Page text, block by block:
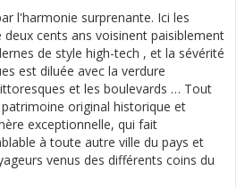
l'harmonie surprenante. Ici les
cents ans voisinent paisiblement
de style high-tech , et la sévérité
est diluée avec la verdure
et les boulevards … Tout
original historique et
exceptionnelle, qui fait
à toute autre ville du pays et
venus des différents coins du